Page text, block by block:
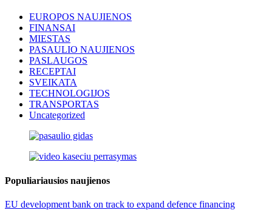
EUROPOS NAUJIENOS
FINANSAI
MIESTAS
PASAULIO NAUJIENOS
PASLAUGOS
RECEPTAI
SVEIKATA
TECHNOLOGIJOS
TRANSPORTAS
Uncategorized
Populiariausios naujienos
EU development bank on track to expand defence financing